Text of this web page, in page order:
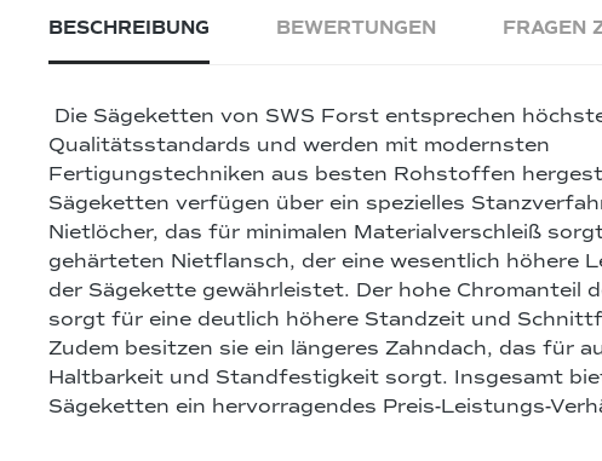
BESCHREIBUNG BEWERTUNGEN FRAGEN
Die Sägeketten von SWS Forst entsprechen
Qualitätsstandards und werden mit modernsten
Fertigungstechniken aus besten Rohstoffen
Sägeketten verfügen über ein spezielles
Nietlöcher, das für minimalen Materialverschleiß
gehärteten Nietflansch, der eine wesentlich höhere
der Sägekette gewährleistet. Der hohe Chromanteil
sorgt für eine deutlich höhere Standzeit und
Zudem besitzen sie ein längeres Zahndach, das für
Haltbarkeit und Standfestigkeit sorgt. Insgesamt
Sägeketten ein hervorragendes Preis-Leistungs-